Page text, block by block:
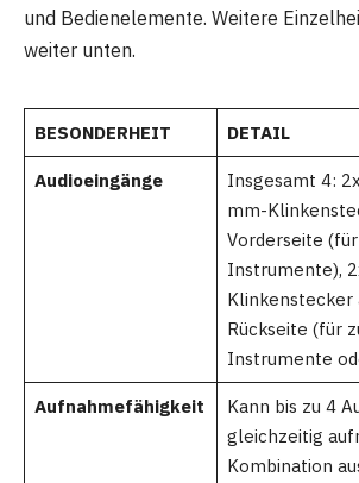
und Bedienelemente. Weitere
weiter unten.
BESONDERHEIT DETAIL
Audioeingänge
Insgesamt 4:
mm-
Vorderseite
Instrumente),
Klinkenstecker
Rückseite (für
Instrumente
Aufnahmefähigkeit
Kann bis zu 4
gleichzeitig
Kombination